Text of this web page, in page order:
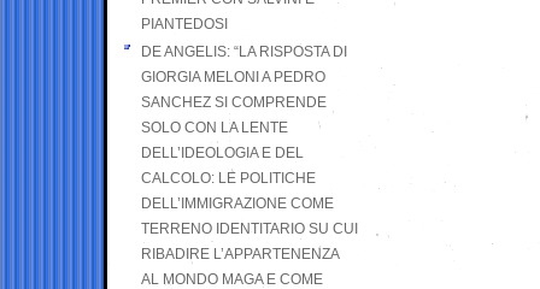
PIANTEDOSI
DE ANGELIS: “LA RISPOSTA DI
GIORGIA MELONI A PEDRO
SANCHEZ SI COMPRENDE
SOLO CON LA LENTE
DELL’IDEOLOGIA E DEL
CALCOLO: LE POLITICHE
DELL’IMMIGRAZIONE COME
TERRENO IDENTITARIO SU CUI
RIBADIRE L’APPARTENENZA
AL MONDO MAGA E COME